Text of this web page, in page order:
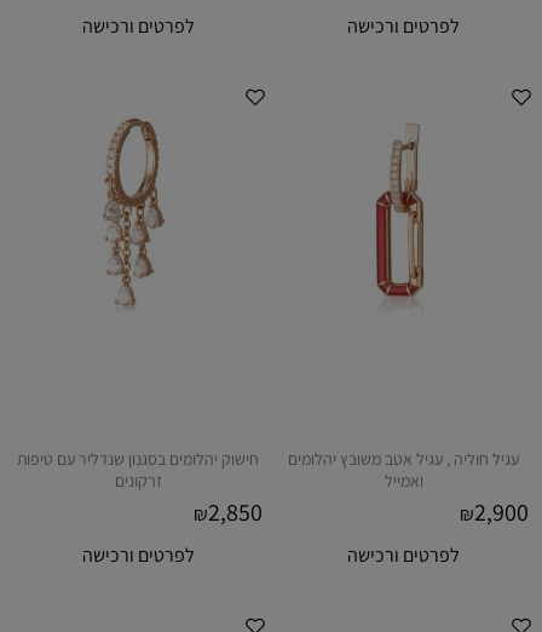
לפרטים ורכישה לפרטים ורכישה
עגיל חוליה , עגיל אטב משובץ יהלומים
ואמייל
₪2,900
לפרטים ורכישה
חישוק יהלומים בסגנון שנדליר עם טיפות
זרקונים
₪2,850
לפרטים ורכישה